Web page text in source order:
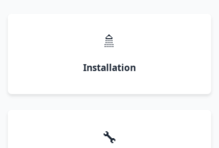
🚿
Installation
🔧